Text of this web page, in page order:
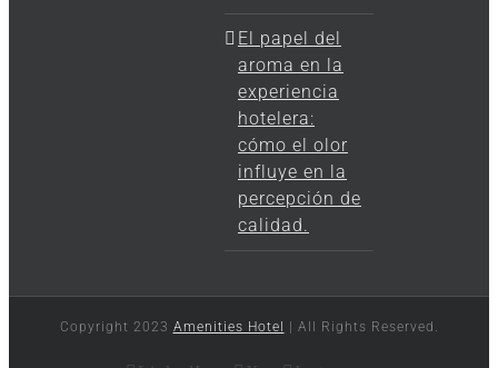
El papel del
aroma en la
experiencia
hotelera:
cómo el olor
influye en la
percepción de
calidad.
Copyright 2023 Amenities Hotel | All Rights Reserved.